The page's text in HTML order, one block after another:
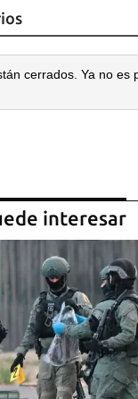
cerrados. Ya no es
interesar